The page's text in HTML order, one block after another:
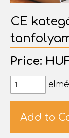
CE
Price: